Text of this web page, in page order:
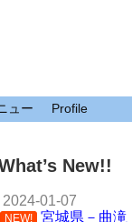
ュー Profile
New!!
2024-01-07
NEW! 宮城県－曲滝